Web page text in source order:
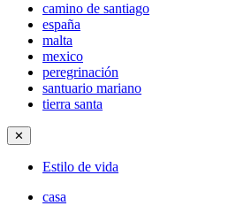
camino de santiago
españa
malta
mexico
peregrinación
santuario mariano
tierra santa
✕
Estilo de vida
casa